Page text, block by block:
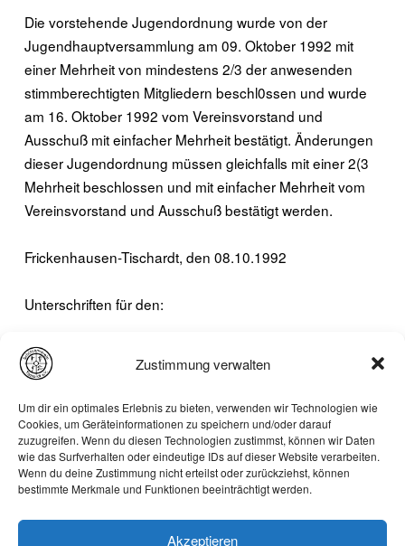
Zustimmung verwalten
Um dir ein optimales Erlebnis zu bieten, verwenden wir Technologien wie
Cookies, um Geräteinformationen zu speichern und/oder darauf
zuzugreifen. Wenn du diesen Technologien zustimmst, können wir Daten
wie das Surfverhalten oder eindeutige IDs auf dieser Website verarbeiten.
Wenn du deine Zustimmung nicht erteilst oder zurückziehst, können
bestimmte Merkmale und Funktionen beeinträchtigt werden.
Akzeptieren
Die vorstehende Jugendordnung wurde von der
Jugendhauptversammlung am 09. Oktober 1992 mit
einer Mehrheit von mindestens 2/3 der anwesenden
stimmberechtigten Mitgliedern beschl0ssen und wurde
am 16. Oktober 1992 vom Vereinsvorstand und
Ausschuß mit einfacher Mehrheit bestätigt. Änderungen
dieser Jugendordnung müssen gleichfalls mit einer 2(3
Mehrheit beschlossen und mit einfacher Mehrheit vom
Vereinsvorstand und Ausschuß bestätigt werden.
Frickenhausen-Tischardt, den 08.10.1992
Unterschriften für den:
Jugendleiter:
Gerd-Matthias Ozanna
Vereinsvorstand:
Karl Diez